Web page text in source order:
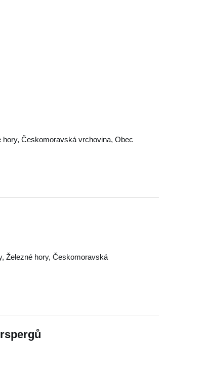
hory, Českomoravská vrchovina, Obec
, Železné hory, Českomoravská